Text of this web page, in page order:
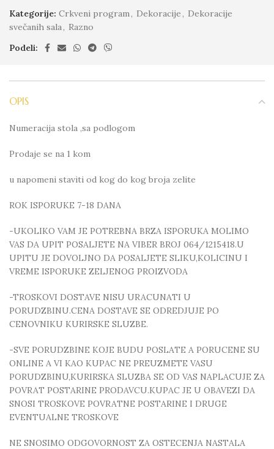
Kategorije: Crkveni program, Dekoracije, Dekoracije
svečanih sala, Razno
Podeli:
OPIS
Numeracija stola ,sa podlogom
Prodaje se na 1 kom
u napomeni staviti od kog do kog broja zelite
ROK ISPORUKE 7-18 DANA
-UKOLIKO VAM JE POTREBNA BRZA ISPORUKA MOLIMO
VAS DA UPIT POSALJETE NA VIBER BROJ 064/1215418.U
UPITU JE DOVOLJNO DA POSALJETE SLIKU,KOLICINU I
VREME ISPORUKE ZELJENOG PROIZVODA
-TROSKOVI DOSTAVE NISU URACUNATI U
PORUDZBINU.CENA DOSTAVE SE ODREDJUJE PO
CENOVNIKU KURIRSKE SLUZBE.
-SVE PORUDZBINE KOJE BUDU POSLATE A PORUCENE SU
ONLINE A VI KAO KUPAC NE PREUZMETE VASU
PORUDZBINU,KURIRSKA SLUZBA SE OD VAS NAPLACUJE ZA
POVRAT POSTARINE PRODAVCU.KUPAC JE U OBAVEZI DA
SNOSI TROSKOVE POVRATNE POSTARINE I DRUGE
EVENTUALNE TROSKOVE
NE SNOSIMO ODGOVORNOST ZA OSTECENJA NASTALA